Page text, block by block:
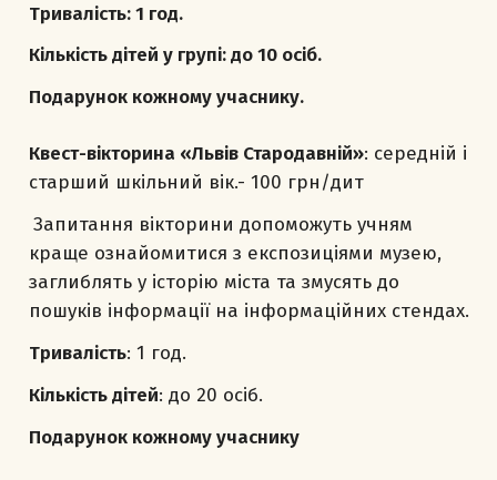
Тривалість: 1 год.
Кількість дітей у групі: до 10 осіб.
Подарунок кожному учаснику.
Квест-вікторина «Львів Стародавній»: середній і
старший шкільний вік.- 100 грн/дит
Запитання вікторини допоможуть учням
краще ознайомитися з експозиціями музею,
заглиблять у історію міста та змусять до
пошуків інформації на інформаційних стендах.
Тривалість: 1 год.
Кількість дітей: до 20 осіб.
Подарунок кожному учаснику